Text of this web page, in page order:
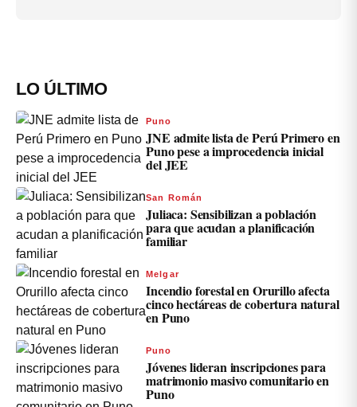
LO ÚLTIMO
Puno
JNE admite lista de Perú Primero en
Puno pese a improcedencia inicial
del JEE
San Román
Juliaca: Sensibilizan a población
para que acudan a planificación
familiar
Melgar
Incendio forestal en Orurillo afecta
cinco hectáreas de cobertura natural
en Puno
Puno
Jóvenes lideran inscripciones para
matrimonio masivo comunitario en
Puno